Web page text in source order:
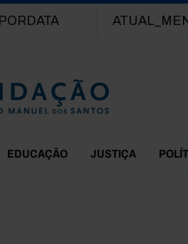
PORDATA
EDUCAÇÃO JUSTIÇA